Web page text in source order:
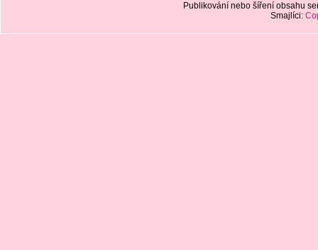
Publikování nebo šíření obsahu
Smajlíci: